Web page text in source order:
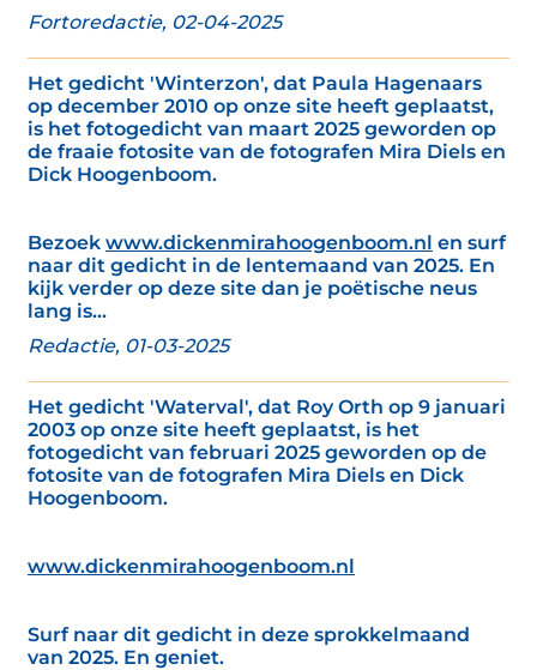
Fortoredactie, 02-04-2025
Het gedicht 'Winterzon', dat Paula Hagenaars
op december 2010 op onze site heeft geplaatst,
is het fotogedicht van maart 2025 geworden op
de fraaie fotosite van de fotografen Mira Diels en
Dick Hoogenboom.
Bezoek www.dickenmirahoogenboom.nl en surf
naar dit gedicht in de lentemaand van 2025. En
kijk verder op deze site dan je poëtische neus
lang is...
Redactie, 01-03-2025
Het gedicht 'Waterval', dat Roy Orth op 9 januari
2003 op onze site heeft geplaatst, is het
fotogedicht van februari 2025 geworden op de
fotosite van de fotografen Mira Diels en Dick
Hoogenboom.
www.dickenmirahoogenboom.nl
Surf naar dit gedicht in deze sprokkelmaand
van 2025. En geniet.